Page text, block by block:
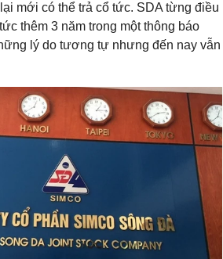
mới có thể trả cổ tức. SDA từng điều
thêm 3 năm trong một thông báo
lý do tương tự nhưng đến nay vẫn